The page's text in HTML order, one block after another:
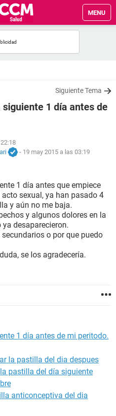
MENU
Siguiente Tema
1 día antes de
- 19 may 2015 a las 03:19
1 día antes que empiece
sexual, ya han pasado 4
y aún no me baja.
y algunos dolores en la
desaparecieron.
o por que puedo
se los agradecería.
1 día antes de mi peritodo.
la pastilla del dia despues
pastilla del día siguiente
anticonceptiva del dia